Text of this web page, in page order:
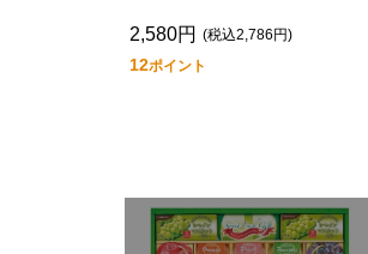
2,580円 (税込2,786円)
12ポイント